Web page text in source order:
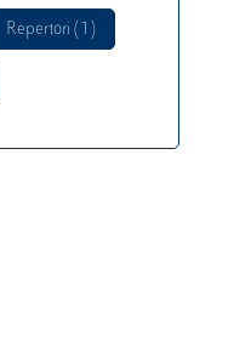
Repertori ( 1 )